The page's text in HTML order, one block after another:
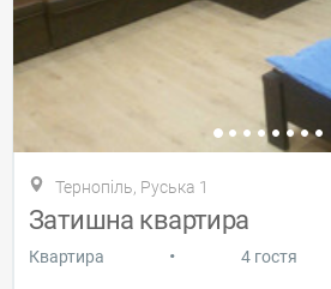
Тернопіль, Руська 1
Затишна квартира
Квартира • 4 гостя